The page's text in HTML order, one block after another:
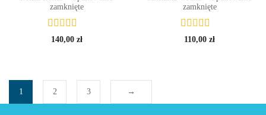
zamknięte
140,00 zł
zamknięte
110,00 zł
1 2 3 →